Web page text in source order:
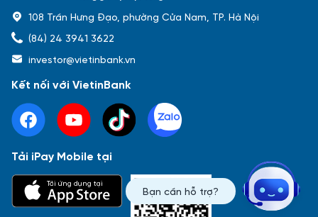
Báo cáo tài chính Thông tin giao dịch
Sự kiện
Bạn cần hỗ trợ?
108 Trần Hưng Đạo, phường Cửa Nam, TP. Hà Nội
(84) 24 3941 3622
investor@vietinbank.vn
Kết nối với VietinBank
Tải iPay Mobile tại
Tải ứng dụng tại